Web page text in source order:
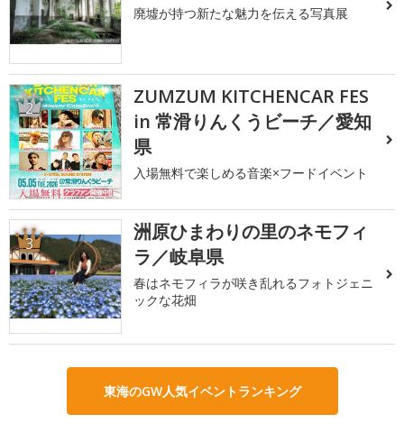
廃墟が持つ新たな魅力を伝える写真展
2
ZUMZUM KITCHENCAR FES
in 常滑りんくうビーチ／愛知
県
入場無料で楽しめる音楽×フードイベント
3
洲原ひまわりの里のネモフィ
ラ／岐阜県
春はネモフィラが咲き乱れるフォトジェニ
ックな花畑
東海のGW人気イベントランキング